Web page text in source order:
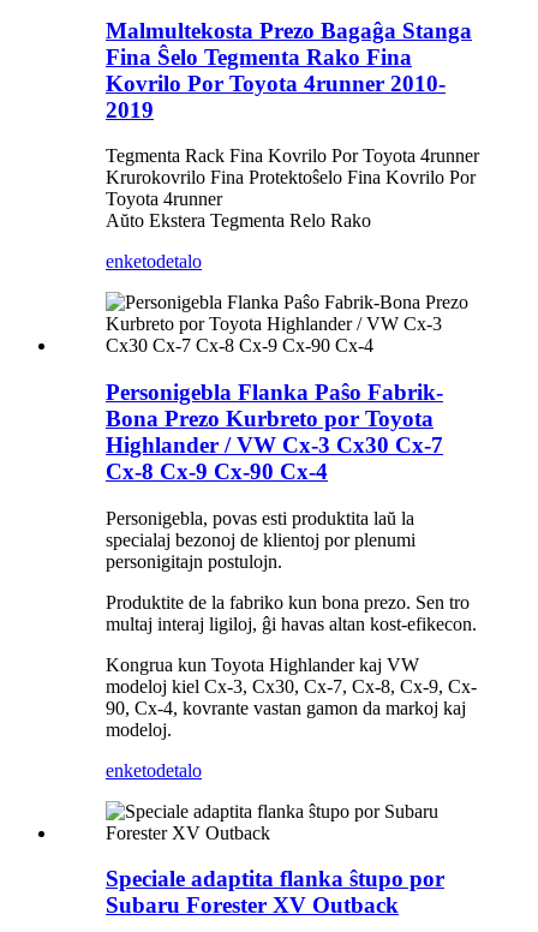
Malmultekosta Prezo Bagaĝa Stanga
Fina Ŝelo Tegmenta Rako Fina
Kovrilo Por Toyota 4runner 2010-
2019
Tegmenta Rack Fina Kovrilo Por Toyota 4runner
Krurokovrilo Fina Protektoŝelo Fina Kovrilo Por
Toyota 4runner
Aŭto Ekstera Tegmenta Relo Rako
enketodetalo
Personigebla Flanka Paŝo Fabrik-
Bona Prezo Kurbreto por Toyota
Highlander / VW Cx-3 Cx30 Cx-7
Cx-8 Cx-9 Cx-90 Cx-4
Personigebla, povas esti produktita laŭ la
specialaj bezonoj de klientoj por plenumi
personigitajn postulojn.
Produktite de la fabriko kun bona prezo. Sen tro
multaj interaj ligiloj, ĝi havas altan kost-efikecon.
Kongrua kun Toyota Highlander kaj VW
modeloj kiel Cx-3, Cx30, Cx-7, Cx-8, Cx-9, Cx-
90, Cx-4, kovrante vastan gamon da markoj kaj
modeloj.
enketodetalo
Speciale adaptita flanka ŝtupo por
Subaru Forester XV Outback